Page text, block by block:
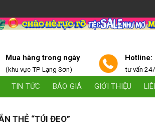
Mua hàng trong ngày
(khu vực TP Lạng Sơn)
Hotline:
tư vấn
TIN TỨC BÁO GIÁ GIỚI THIỆU
THẺ “TÚI ĐEO”